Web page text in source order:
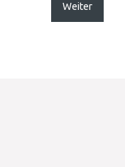
Weiter